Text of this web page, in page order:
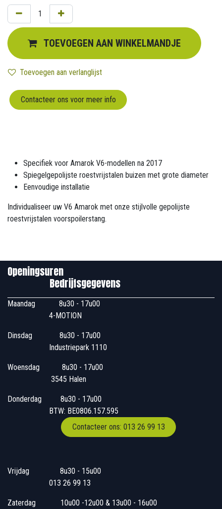
TOEVOEGEN AAN WINKELMANDJE
Toevoegen aan verlanglijst
Contacteer ons voor meer info
Specifiek voor Amarok V6-modellen na 2017
Spiegelgepolijste roestvrijstalen buizen met grote diameter
Eenvoudige installatie
Individualiseer uw V6 Amarok met onze stijlvolle gepolijste
roestvrijstalen voorspoilerstang.
Openingsuren
Bedrijfsgegevens
Maandag
​8u30 - 17u00
4-MOTION
Dinsdag
​8u30 - 17u00
Industriepark 1110
Woensdag
​​​ 8u30 - 17u00
3545 Halen
Donderdag
​​8u30 - 17u00
BTW: BE0806.157.595
Contacteer ons: 013 26 99 13
Vrijdag
​8u30 - 15u00
013 26 99 13
Zaterdag ​10u00 -12u00 & 13u00 - 16u00